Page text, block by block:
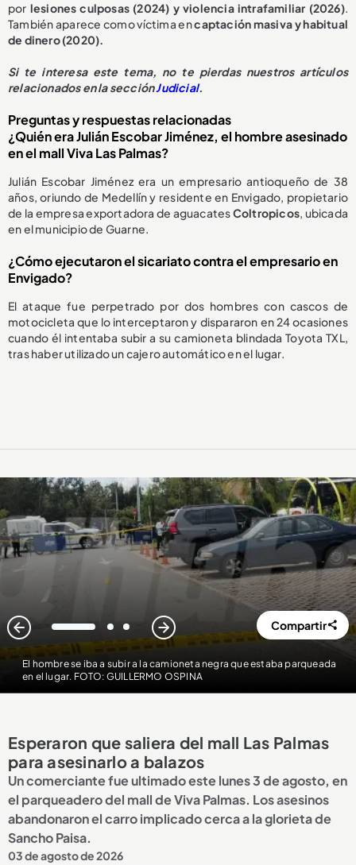
por lesiones culposas (2024) y violencia intrafamiliar (2026).
También aparece como víctima encaptación masiva y habitual
de dinero (2020).
Si te interesa este tema, no te pierdas nuestros artículos
relacionados en la secciónJudicial.
Preguntas y respuestas relacionadas
¿Quién era Julián Escobar Jiménez, el hombre asesinado
en el mall Viva Las Palmas?
Julián Escobar Jiménez era un empresario antioqueño de 38
años, oriundo de Medellín y residente en Envigado, propietario
de la empresa exportadora de aguacatesColtropicos, ubicada
en el municipio de Guarne.
¿Cómo ejecutaron el sicariato contra el empresario en
Envigado?
El ataque fue perpetrado por dos hombres con cascos de
motocicleta que lo interceptaron y dispararon en 24 ocasiones
cuando él intentaba subir a su camioneta blindada Toyota TXL,
tras haber utilizado un cajero automático en el lugar.
El hombre se iba a subir a la camioneta negra que estaba parqueada
en el lugar. FOTO: GUILLERMO OSPINA
1 2 3 Compartir
Esperaron que saliera del mall Las Palmas
para asesinarlo a balazos
Un comerciante fue ultimado este lunes 3 de agosto, en
el parqueadero del mall de Viva Palmas. Los asesinos
abandonaron el carro implicado cerca a la glorieta de
Sancho Paisa.
03 de agosto de 2026